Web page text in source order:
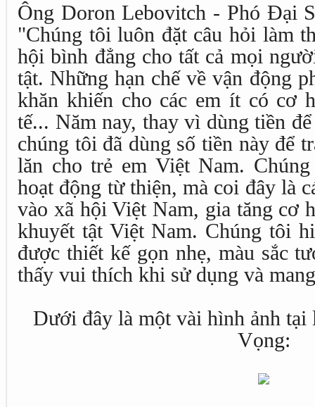
Ông Doron Lebovitch - Phó Đại
"Chúng tôi luôn đặt câu hỏi làm
hội bình đẳng cho tất cả mọi
tật. Những hạn chế về vận động
khăn khiến cho các em ít có cơ
tế... Năm nay, thay vì dùng tiền
chúng tôi đã dùng số tiền này để
lăn cho trẻ em Việt Nam.
hoạt động từ thiện, mà coi đây là
vào xã hội Việt Nam, gia tăng cơ
khuyết tật Việt Nam. Chúng tôi
được thiết kế gọn nhẹ, màu sắc
thấy vui thích khi sử dụng và
Dưới đây là một vài hình ảnh tại
Vọng: